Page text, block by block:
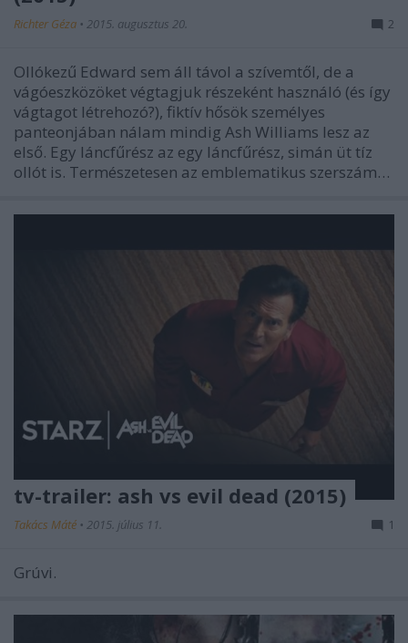
Richter Géza • 2015. augusztus 20. 2
Ollókezű Edward sem áll távol a szívemtől, de a
vágóeszközöket végtagjuk részeként használó (és így
vágtagot létrehozó?), fiktív hősök személyes
panteonjában nálam mindig Ash Williams lesz az
első. Egy láncfűrész az egy láncfűrész, simán üt tíz
ollót is. Természetesen az emblematikus szerszám…
tv-trailer: ash vs evil dead (2015)
Takács Máté • 2015. július 11. 1
Grúvi.